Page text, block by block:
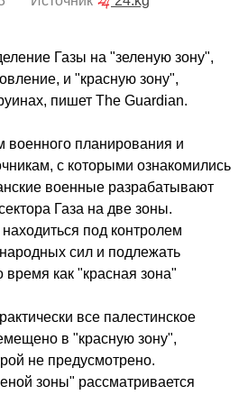
Газы на "зеленую зону",
и "красную зону",
пишет The Guardian.
военного планирования и
с которыми ознакомились
военные разрабатывают
Газа на две зоны.
под контролем
сил и подлежать
время как "красная зона"
все палестинское
в "красную зону",
не предусмотрено.
зоны" рассматривается